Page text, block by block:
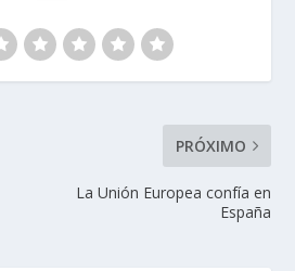
PRÓXIMO
La Unión Europea confía en
España